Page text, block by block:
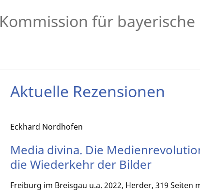
Kommission für
Aktuelle Rezensionen
Eckhard Nordhofen
Media divina. Die
die Wiederkehr der Bilder
Freiburg im Breisgau u.a. 2022, Herder, 319 Seiten